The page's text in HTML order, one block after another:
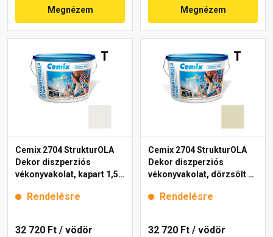
Megnézem Megnézem
Cemix 2704 StrukturOLA
Dekor diszperziós
vékonyvakolat, kapart 1,5
Rendelésre
32 720 Ft / vödör
Cemix 2704 StrukturOLA
Dekor diszperziós
vékonyvakolat, dörzsölt 2
Rendelésre
32 720 Ft / vödör